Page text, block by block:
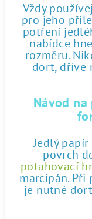
Vždy
pro jeho
potření
nabídce
rozměru.
dort, dříve
Návod
Jedlý
povrch
potahovací
marcipán.
je nutné